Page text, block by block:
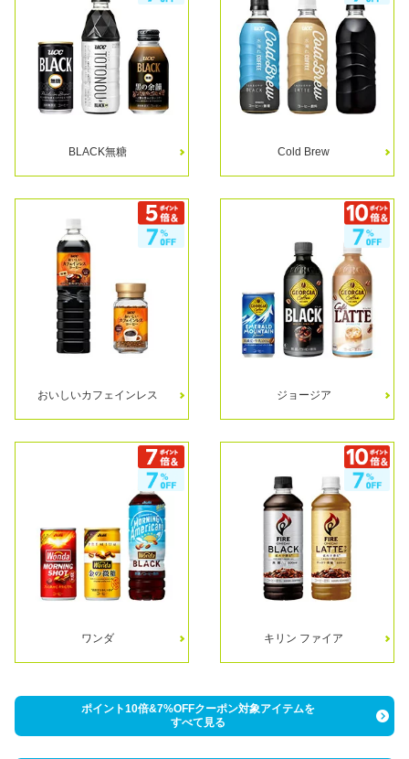
BLACK無糖 Cold Brew
おいしいカフェインレス ジョージア
ワンダ キリン ファイア
ポイント10倍&7%OFFクーポン対象アイテムを
すべて見る